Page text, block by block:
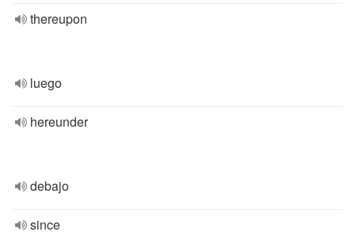
thereupon
luego
hereunder
debajo
since